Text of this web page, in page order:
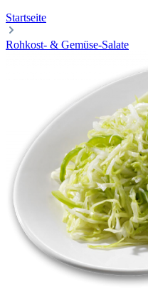
Startseite
Rohkost- & Gemüse-Salate